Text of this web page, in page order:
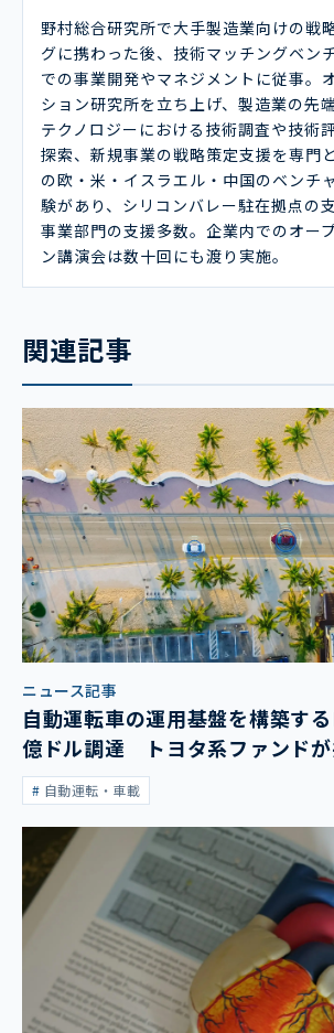
野村総合研究所で大手製造業向けの戦
グに携わった後、技術マッチングベン
での事業開発やマネジメントに従事。
ション研究所を立ち上げ、製造業の先
テクノロジーにおける技術調査や技術
探索、新規事業の戦略策定支援を専門
の欧・米・イスラエル・中国のベンチ
験があり、シリコンバレー駐在拠点の
事業部門の支援多数。企業内でのオー
ン講演会は数十回にも渡り実施。
関連記事
ニュース記事
自動運転車の運用基盤を構築す
億ドル調達 トヨタ系ファンドが
自動運転・車載